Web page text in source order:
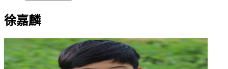
徐嘉麟